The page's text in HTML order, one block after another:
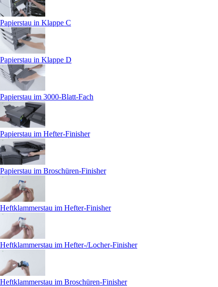
Papierstau in Klappe C
Papierstau in Klappe D
Papierstau im 3000-Blatt-Fach
Papierstau im Hefter-Finisher
Papierstau im Broschüren-Finisher
Heftklammerstau im Hefter-Finisher
Heftklammerstau im Hefter-/Locher-Finisher
Heftklammerstau im Broschüren-Finisher